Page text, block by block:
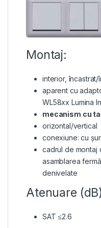
Montaj:
interior,
aparent cu
WL58xx Lumina
mecanism cu
orizontal/vertical
conexiune: cu
cadrul de montaj
asamblarea
denivelate
Atenuare
SAT ≤2.6